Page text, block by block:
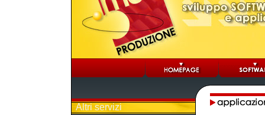
Altri servizi